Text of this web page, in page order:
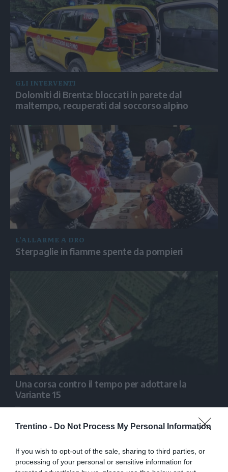
Trentino - Do Not Process My Personal Information
If you wish to opt-out of the sale, sharing to third parties, or
processing of your personal or sensitive information for
GLI INTERVENTI
Dolomiti di Brenta: bloccati in parete dal
maltempo, recuperati dal soccorso alpino
L’ALLARME A DRO
Sterpaglie in fiamme spente da pompieri
Una corsa contro il tempo per adottare la
Variante 15